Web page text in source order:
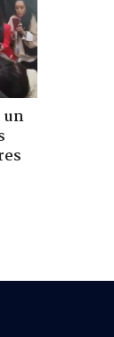
un